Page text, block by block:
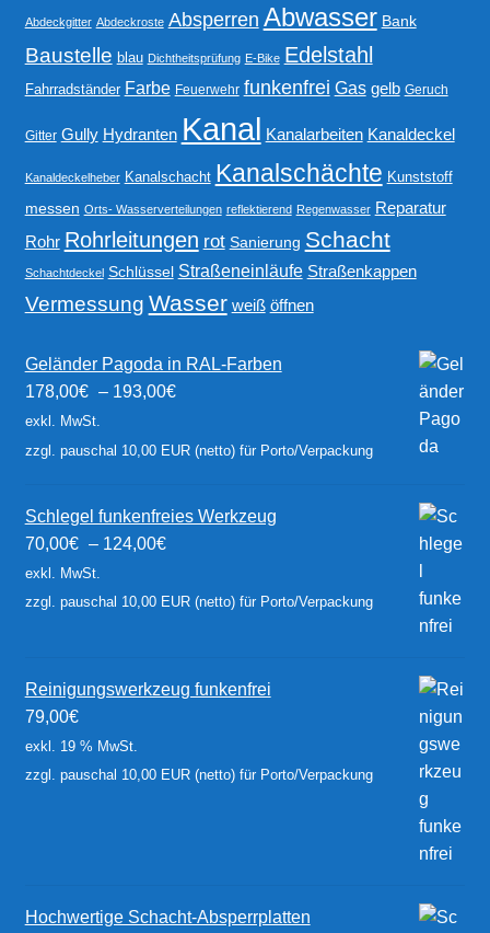
Abdeckgitter Abdeckroste Absperren Abwasser Bank
Baustelle blau Dichtheitsprüfung E-Bike Edelstahl
Fahrradständer Farbe Feuerwehr funkenfrei Gas gelb Geruch
Gitter Gully Hydranten Kanal Kanalarbeiten Kanaldeckel
Kanaldeckelheber Kanalschacht Kanalschächte Kunststoff
messen Orts- Wasserverteilungen reflektierend Regenwasser Reparatur
Rohr Rohrleitungen rot Sanierung Schacht
Schachtdeckel Schlüssel Straßeneinläufe Straßenkappen
Vermessung Wasser weiß öffnen
Geländer Pagoda in RAL-Farben
178,00€ – 193,00€
exkl. MwSt.
zzgl. pauschal 10,00 EUR (netto) für Porto/Verpackung
Schlegel funkenfreies Werkzeug
70,00€ – 124,00€
exkl. MwSt.
zzgl. pauschal 10,00 EUR (netto) für Porto/Verpackung
Reinigungswerkzeug funkenfrei
79,00€
exkl. 19 % MwSt.
zzgl. pauschal 10,00 EUR (netto) für Porto/Verpackung
Hochwertige Schacht-Absperrplatten